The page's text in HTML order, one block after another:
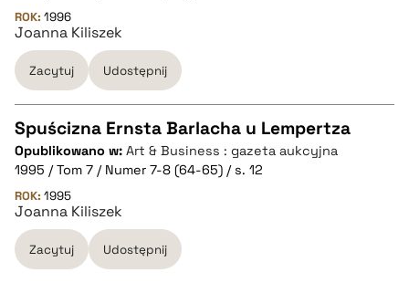
pobierz cytat
BIBTEX
pobierz cytat
ROK: 1996
Joanna Kiliszek
Zacytuj Udostępnij
CZYSTY TEKST
pobierz cytat
BIBTEX
Spuścizna Ernsta Barlacha u Lempertza
Opublikowano w: Art & Business : gazeta aukcyjna
1995 / Tom 7 / Numer 7-8 (64-65) / s. 12
ROK: 1995
Joanna Kiliszek
Zacytuj Udostępnij